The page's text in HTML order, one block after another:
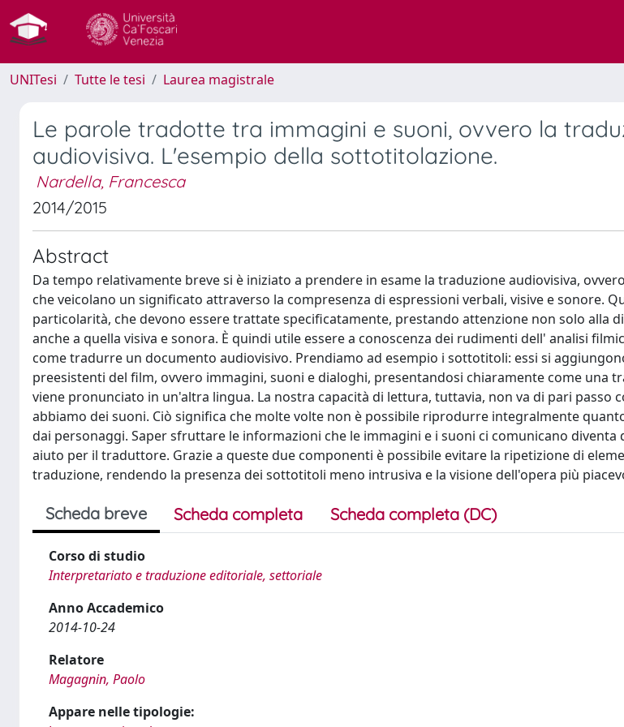
UNITesi Tutte le tesi Laurea magistrale
Le parole tradotte tra immagini e suoni, ovvero la
audiovisiva. L'esempio della sottotitolazione.
Nardella, Francesca
2014/2015
Abstract
Da tempo relativamente breve si è iniziato a prendere in esame la traduzione audiovisiva,
che veicolano un significato attraverso la compresenza di espressioni verbali, visive e sonore.
particolarità, che devono essere trattate specificatamente, prestando attenzione non solo alla
anche a quella visiva e sonora. È quindi utile essere a conoscenza dei rudimenti dell' analisi
come tradurre un documento audiovisivo. Prendiamo ad esempio i sottotitoli: essi si
preesistenti del film, ovvero immagini, suoni e dialoghi, presentandosi chiaramente come una
viene pronunciato in un'altra lingua. La nostra capacità di lettura, tuttavia, non va di pari passo
abbiamo dei suoni. Ciò significa che molte volte non è possibile riprodurre integralmente
dai personaggi. Saper sfruttare le informazioni che le immagini e i suoni ci comunicano diventa
aiuto per il traduttore. Grazie a queste due componenti è possibile evitare la ripetizione di
traduzione, rendendo la presenza dei sottotitoli meno intrusiva e la visione dell'opera più
Scheda breve Scheda completa Scheda completa (DC)
Corso di studio
Interpretariato e traduzione editoriale, settoriale
Anno Accademico
2014-10-24
Relatore
Magagnin, Paolo
Appare nelle tipologie: